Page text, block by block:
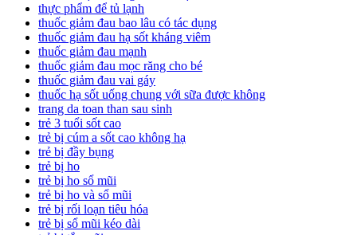
thực phẩm để tủ lạnh
thuốc giảm đau bao lâu có tác dụng
thuốc giảm đau hạ sốt kháng viêm
thuốc giảm đau mạnh
thuốc giảm đau mọc răng cho bé
thuốc giảm đau vai gáy
thuốc hạ sốt uống chung với sữa được không
trang da toan than sau sinh
trẻ 3 tuổi sốt cao
trẻ bị cúm a sốt cao không hạ
trẻ bị đầy bụng
trẻ bị ho
trẻ bị ho sổ mũi
trẻ bị ho và sổ mũi
trẻ bị rối loạn tiêu hóa
trẻ bị sổ mũi kéo dài